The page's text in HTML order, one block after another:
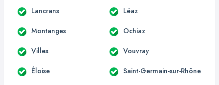
Lancrans Léaz
Montanges Ochiaz
Villes Vouvray
Éloise Saint-Germain-sur-Rhône